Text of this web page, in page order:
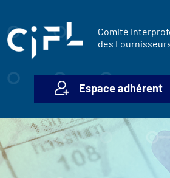
Comité
des
Espace adhérent